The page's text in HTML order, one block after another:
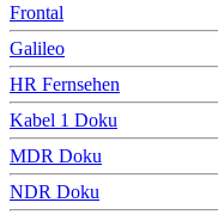
Frontal
Galileo
HR Fernsehen
Kabel 1 Doku
MDR Doku
NDR Doku